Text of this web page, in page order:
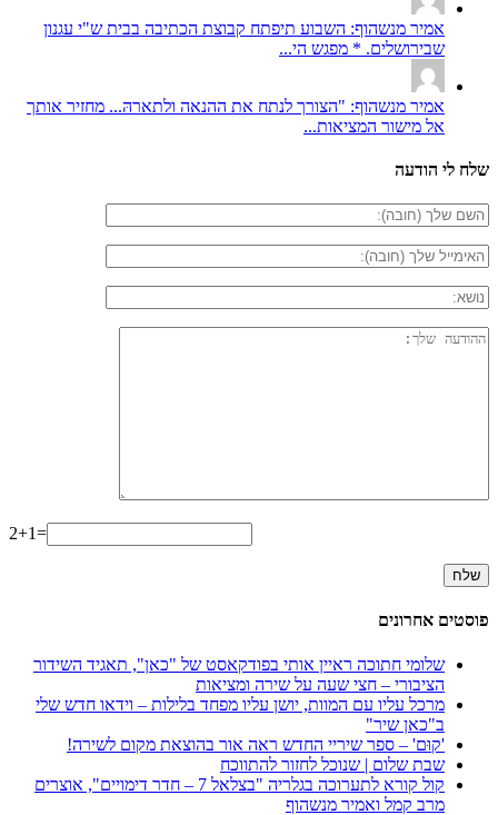
אמיר מנשהוף: השבוע תיפתח קבוצת הכתיבה בבית ש"י עגנון
שבירושלים. * מפגש הי...
אמיר מנשהוף: "הצורך לנתח את ההנאה ולתארהּ... מחזיר אותך
אל מישור המציאות...
שלח לי הודעה
2+1=
פוסטים אחרונים
שלומי חתוכה ראיין אותי בפודקאסט של "כאן", תאגיד השידור
הציבורי – חצי שעה על שירה ומציאות
מרכל עליו עם המוות, יושן עליו מפחד בלילות – וידאו חדש שלי
ב"כאן שיר"
'קוּם' – ספר שיריי החדש ראה אור בהוצאת מקום לשירה!
שבת שלום | שנוכל לחזור להתווכח
קול קורא לתערוכה בגלריה "בצלאל 7 – חדר דימויים", אוצרים
מרב קמל ואמיר מנשהוף